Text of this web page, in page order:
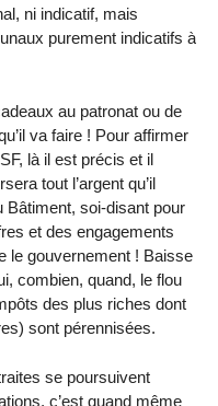
ni indicatif, mais
purement indicatifs à
au patronat ou de
va faire ! Pour affirmer
là il est précis et il
tout l’argent qu’il
Bâtiment, soi-disant pour
et des engagements
le gouvernement ! Baisse
combien, quand, le flou
des plus riches dont
sont pérennisées.
se poursuivent
c’est quand même